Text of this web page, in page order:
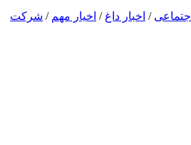
اجتماعی / اخبار داغ / اخیار مهم / شرکت